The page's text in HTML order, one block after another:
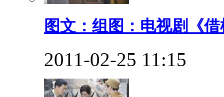
图文：组图：电视剧《
2011-02-25 11:15